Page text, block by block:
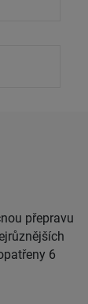
přepravu
6